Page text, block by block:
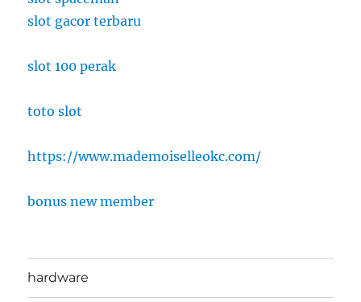
slot gacor terbaru
slot 100 perak
toto slot
https://www.mademoiselleokc.com/
bonus new member
hardware